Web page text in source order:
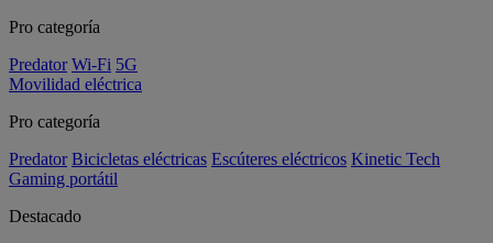
Pro categoría
Predator Wi-Fi 5G
Movilidad eléctrica
Pro categoría
Predator Bicicletas eléctricas Escúteres eléctricos Kinetic Tech
Gaming portátil
Destacado